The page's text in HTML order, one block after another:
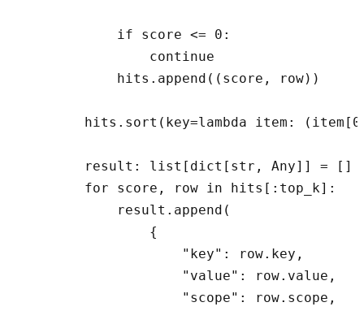
            if score <= 0:
                continue
            hits.append((score, row))
hits.sort(key=lambda item:
        result: list[dict[str, Any]] = []
        for score, row in hits[:top_k]:
            result.append(
                {
                    "key": row.key,
                    "value": row.value,
                    "scope": row.scope,